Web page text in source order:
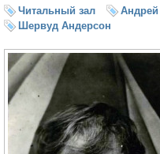
Читальный зал
Андрей
Шервуд Андерсон